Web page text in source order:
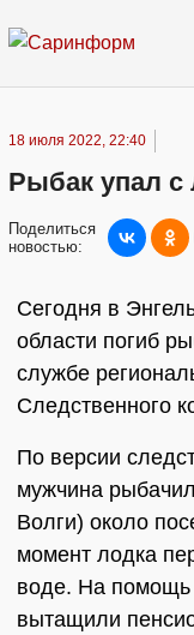
18 июля 2022, 22:40
Рыбак упал с
Поделиться
новостью:
Сегодня в
области погиб
службе
Следственного
По версии
мужчина
Волги) около
момент лодка
воде. На помощь
вытащили